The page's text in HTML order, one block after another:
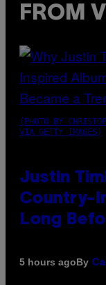
FROM
(PHOTO BY
VIA GETTY IMAGES)
Justin
Country-
Long
5 hours agoBy